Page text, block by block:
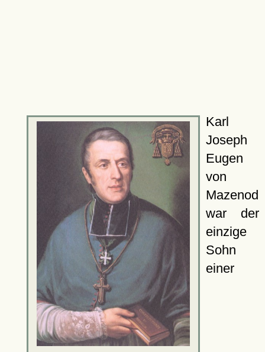
Karl
Joseph
Eugen
von
Mazenod
war der
einzige
Sohn
einer